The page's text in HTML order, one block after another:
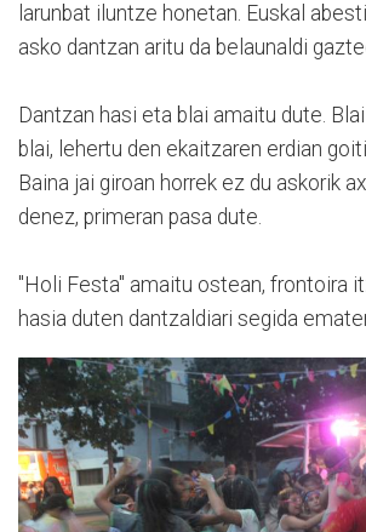
larunbat iluntze honetan. Euskal
asko dantzan aritu da belaunaldi
Dantzan hasi eta blai amaitu dute.
blai, lehertu den ekaitzaren erdian
Baina jai giroan horrek ez du askorik
denez, primeran pasa dute.
"Holi Festa" amaitu ostean, frontoira
hasia duten dantzaldiari segida